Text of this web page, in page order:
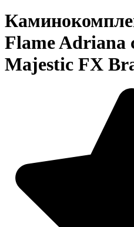
Flame Adriana
Majestic FX